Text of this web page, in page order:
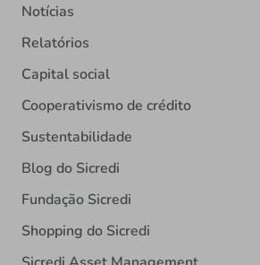
Notícias
Relatórios
Capital social
Cooperativismo de crédito
Sustentabilidade
Blog do Sicredi
Fundação Sicredi
Shopping do Sicredi